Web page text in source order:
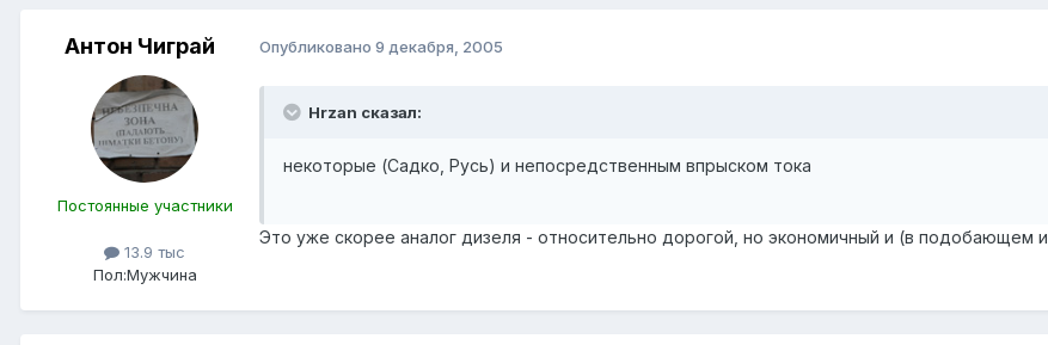
Антон Чиграй
Постоянные участники
13.9 тыс
Пол:Мужчина
Опубликовано 9 декабря, 2005
Hrzan сказал:
некоторые (Садко, Русь) и непосредственным впрыском тока
Это уже скорее аналог дизеля - относительно дорогой, но экономичный и (в подобающем